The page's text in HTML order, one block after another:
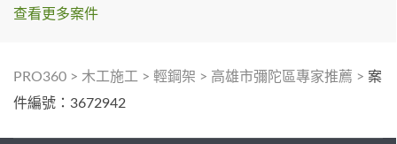
查看更多案件
PRO360 > 木工施工 > 輕鋼架 > 高雄市彌陀區專家推薦 > 案
件編號：3672942